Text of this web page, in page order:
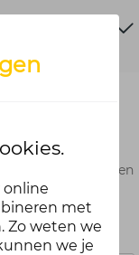
op alle onderdelen
en webshop.
online
met
Zo weten we
we je